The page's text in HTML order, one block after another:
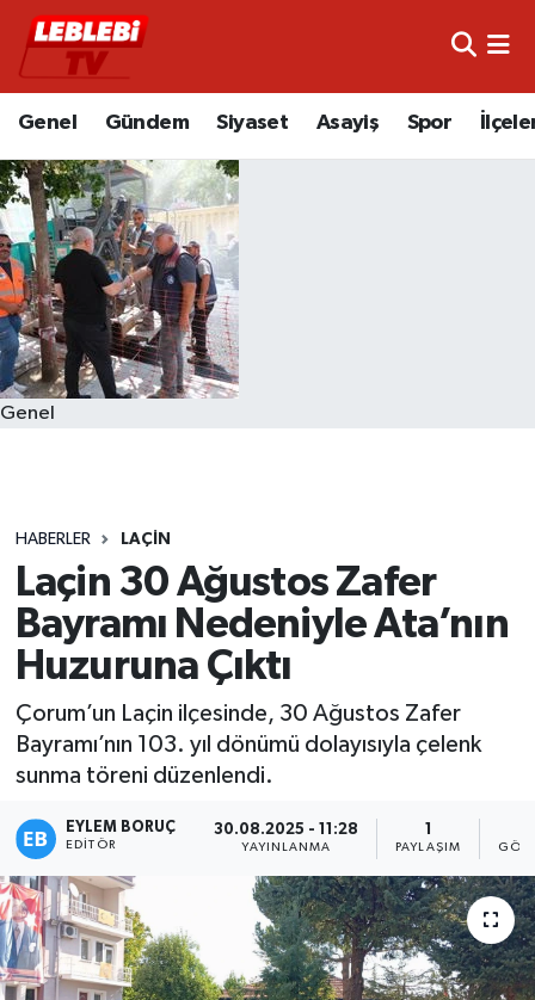
Genel Gündem Siyaset Asayiş Spor
Genel
HABERLER LAÇIN
Laçin 30 Ağustos Zafer
Bayramı Nedeniyle Ata’nın
Huzuruna Çıktı
Çorum’un Laçin ilçesinde, 30 Ağustos Zafer
Bayramı’nın 103. yıl dönümü dolayısıyla çelenk
sunma töreni düzenlendi.
EYLEM BORUÇ
EDITÖR
30.08.2025 - 11:28
YAYINLANMA
1
PAYLAŞIM
Hava Durumu
Trafik Durumu
Süper Lig Puan Durumu ve Fikstür
Tüm Manşetler
Son Dakika Haberleri